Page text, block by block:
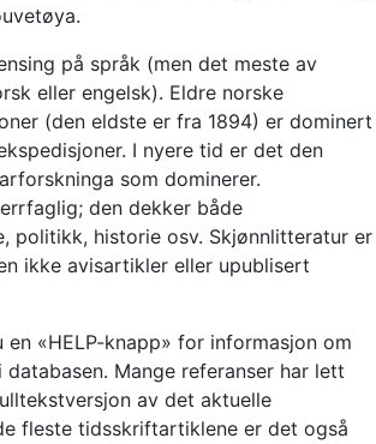
på språk (men det meste av
eller engelsk). Eldre norske
(den eldste er fra 1894) er dominert
I nyere tid er det den
som dominerer.
den dekker både
politikk, historie osv. Skjønnlitteratur er
ikke avisartikler eller upublisert
«HELP-knapp» for informasjon om
databasen. Mange referanser har lett
av det aktuelle
fleste tidsskriftartiklene er det også